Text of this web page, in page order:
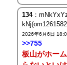
134：
2026年6月6日
>>755
板山がホー